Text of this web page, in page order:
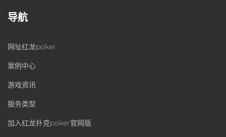
导航
网址红龙poker
案例中心
游戏资讯
服务类型
加入红龙扑克poker官网版